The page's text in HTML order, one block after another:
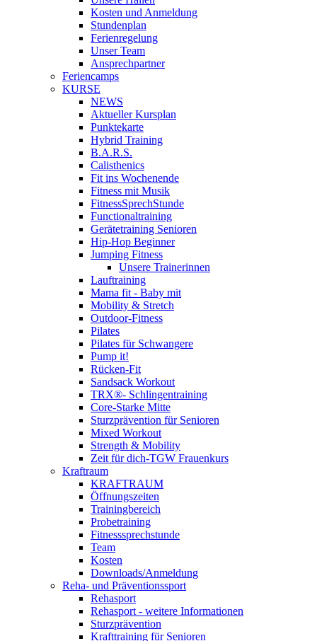
Kosten und Anmeldung
Stundenplan
Ferienregelung
Unser Team
Ansprechpartner
Feriencamps
KURSE
NEWS
Aktueller Kursplan
Punktekarte
Hybrid Training
B.A.R.S.
Calisthenics
Fit ins Wochenende
Fitness mit Musik
FitnessSprechStunde
Functionaltraining
Gerätetraining Senioren
Hip-Hop Beginner
Jumping Fitness
Unsere Trainerinnen
Lauftraining
Mama fit - Baby mit
Mobility & Stretch
Outdoor-Fitness
Pilates
Pilates für Schwangere
Pump it!
Rücken-Fit
Sandsack Workout
TRX®- Schlingentraining
Core-Starke Mitte
Sturzprävention für Senioren
Mixed Workout
Strength & Mobility
Zeit für dich-TGW Frauenkurs
Kraftraum
KRAFTRAUM
Öffnungszeiten
Trainingbereich
Probetraining
Fitnesssprechstunde
Team
Kosten
Downloads/Anmeldung
Reha- und Präventionssport
Rehasport
Rehasport - weitere Informationen
Sturzprävention
Krafttraining für Senioren